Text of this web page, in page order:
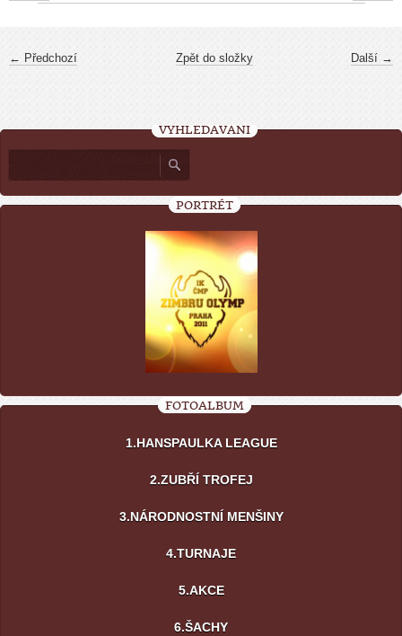
← Předchozí Další →
Zpět do složky
VYHLEDÁVÁNÍ
PORTRÉT
FOTOALBUM
1.HANSPAULKA LEAGUE
2.ZUBŘÍ TROFEJ
3.NÁRODNOSTNÍ MENŠINY
4.TURNAJE
5.AKCE
6.ŠACHY